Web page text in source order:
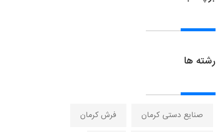
رشته ها
صنایع دستی کرمان
فرش کرمان